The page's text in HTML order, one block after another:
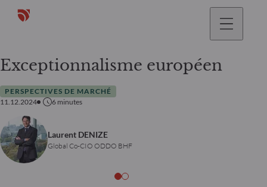
Exceptionnalisme européen
PERSPECTIVES DE MARCHÉ
11.12.2024
6 minutes
Laurent DENIZE
Global Co-CIO ODDO BHF